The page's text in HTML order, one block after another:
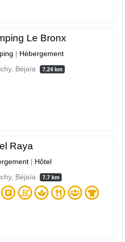
Le Bronx
| Hébergement
Béjaïa
7.24 km
Raya
| Hôtel
Béjaïa
7.7 km